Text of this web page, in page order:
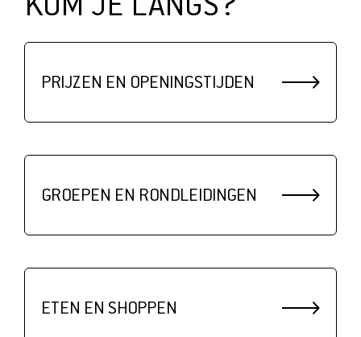
PRIJZEN EN OPENINGSTIJDEN
GROEPEN EN RONDLEIDINGEN
ETEN EN SHOPPEN